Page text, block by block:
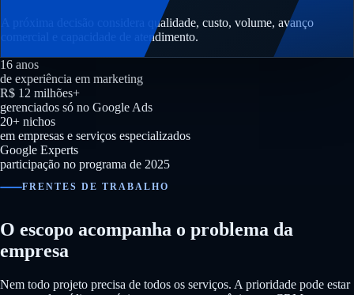
A próxima decisão considera qualidade, custo, volume, avanço
comercial e capacidade de atendimento.
16 anos
de experiência em marketing
R$ 12 milhões+
gerenciados só no Google Ads
20+ nichos
em empresas e serviços especializados
Google Experts
participação no programa de 2025
FRENTES DE TRABALHO
O escopo acompanha o problema da
empresa
Nem todo projeto precisa de todos os serviços. A prioridade pode estar